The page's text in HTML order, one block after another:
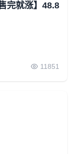
完就涨】48.8
11851